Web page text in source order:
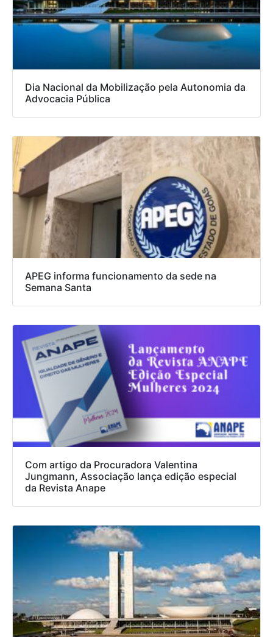
Dia Nacional da Mobilização pela Autonomia da
Advocacia Pública
APEG informa funcionamento da sede na
Semana Santa
Com artigo da Procuradora Valentina
Jungmann, Associação lança edição especial
da Revista Anape